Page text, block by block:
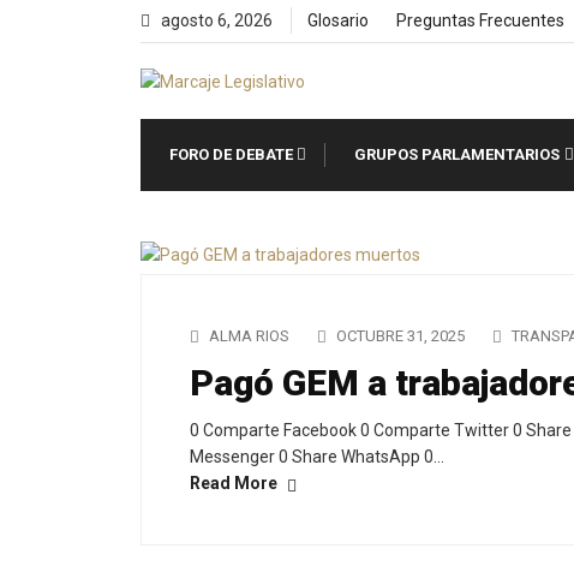
agosto 6, 2026 Glosario Preguntas Frecuentes
FORO DE DEBATE GRUPOS PARLAMENTARIOS
ALMA RIOS OCTUBRE 31, 2025
Pagó GEM a
0 Comparte Facebook 0 Comparte Twitter 0
Messenger 0 Share WhatsApp 0…
Read More